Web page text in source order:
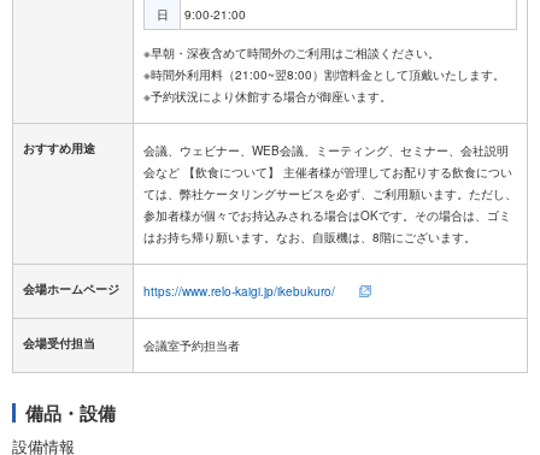
日
9:00-21:00
※早朝・深夜含めて時間外のご利用はご相談ください。
※時間外利用料（21:00~翌8:00）割増料金として頂戴いたします。
おすすめ用途
会議、ウェビナー、WEB会議、ミーティング、セミナー、会社説明
会など 【飲食について】 主催者様が管理してお配りする飲食につい
ては、弊社ケータリングサービスを必ず、ご利用願います。ただし、
参加者様が個々でお持込みされる場合はOKです。その場合は、ゴミ
はお持ち帰り願います。なお、自販機は、8階にございます。
会場ホームページ https://www.relo-kaigi.jp/ikebukuro/
会場受付担当 会議室予約担当者
備品・設備
設備情報